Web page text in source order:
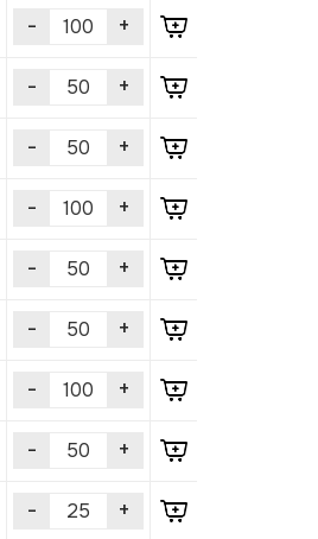
- +
- +
- +
- +
- +
- +
- +
- +
- +